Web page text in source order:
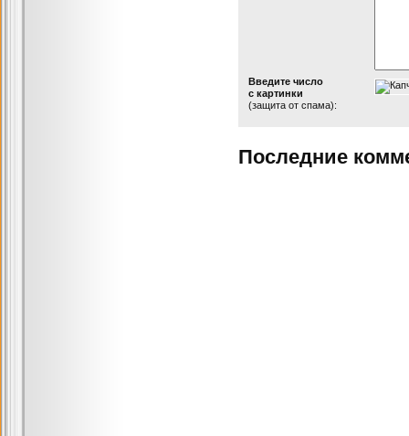
Введите число
с картинки
(защита от спама):
Последние